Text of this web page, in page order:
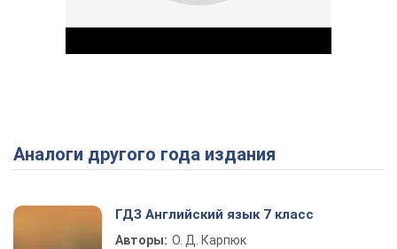
Play Video
Аналоги другого года издания
ГДЗ Английский язык 7 класс
Авторы: О. Д. Карпюк